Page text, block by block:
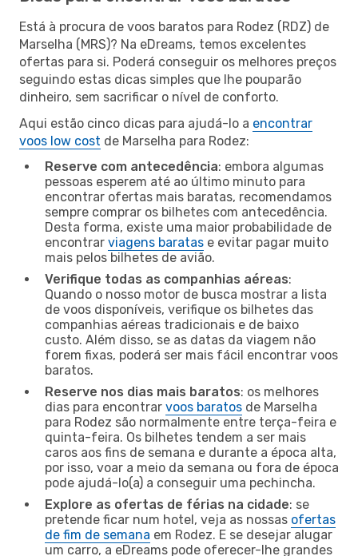
Está à procura de voos baratos para Rodez (RDZ) de
Marselha (MRS)? Na eDreams, temos excelentes
ofertas para si. Poderá conseguir os melhores preços
seguindo estas dicas simples que lhe pouparão
dinheiro, sem sacrificar o nível de conforto.
Aqui estão cinco dicas para ajudá-lo a encontrar
voos low cost de Marselha para Rodez:
Reserve com antecedência: embora algumas
pessoas esperem até ao último minuto para
encontrar ofertas mais baratas, recomendamos
sempre comprar os bilhetes com antecedência.
Desta forma, existe uma maior probabilidade de
encontrar viagens baratas e evitar pagar muito
mais pelos bilhetes de avião.
Verifique todas as companhias aéreas:
Quando o nosso motor de busca mostrar a lista
de voos disponíveis, verifique os bilhetes das
companhias aéreas tradicionais e de baixo
custo. Além disso, se as datas da viagem não
forem fixas, poderá ser mais fácil encontrar voos
baratos.
Reserve nos dias mais baratos: os melhores
dias para encontrar voos baratos de Marselha
para Rodez são normalmente entre terça-feira e
quinta-feira. Os bilhetes tendem a ser mais
caros aos fins de semana e durante a época alta,
por isso, voar a meio da semana ou fora de época
pode ajudá-lo(a) a conseguir uma pechincha.
Explore as ofertas de férias na cidade: se
pretende ficar num hotel, veja as nossas ofertas
de fim de semana em Rodez. E se desejar alugar
um carro, a eDreams pode oferecer-lhe grandes